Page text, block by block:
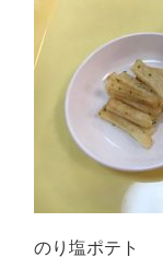
のり塩ポテト